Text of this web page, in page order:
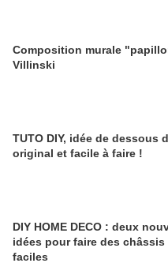
Composition murale
Villinski
TUTO DIY, idée de dessous
original et facile à faire !
DIY HOME DECO : deux
idées pour faire des châssis
faciles